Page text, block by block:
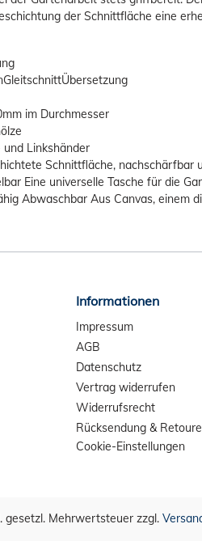
der Schnittfläche eine
im Durchmesser
Linkshänder
Schnittfläche, nachschärfbar
Eine universelle Tasche für die
Abwaschbar Aus Canvas, einem
Informationen
Impressum
AGB
Datenschutz
Vertrag widerrufen
Widerrufsrecht
Rücksendung & Retoure
Cookie-Einstellungen
gesetzl. Mehrwertsteuer zzgl.